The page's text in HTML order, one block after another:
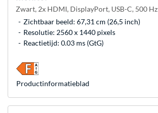
Zwart, 2x HDMI, DisplayPort, USB-C, 500 Hz
Zichtbaar beeld: 67,31 cm (26,5 inch)
Resolutie: 2560 x 1440 pixels
Reactietijd: 0.03 ms (GtG)
Product­informatieblad